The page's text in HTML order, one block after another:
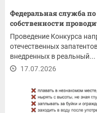
Федеральная служба
собственности
Проведение Конкурса
отечественных
внедренных в реальный...
17.07.2026